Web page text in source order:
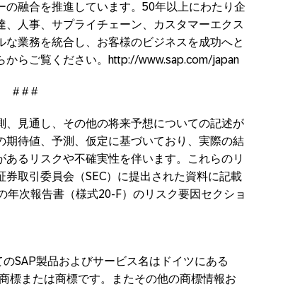
融合を推進しています。50年以上にわたり企
人事、サプライチェーン、カスタマーエクス
業務を統合し、お客様のビジネスを成功へと
からご覧ください。http://www.sap.com/japan
# # #
、見通し、その他の将来予想についての記述が
待値、予測、仮定に基づいており、実際の結
るリスクや不確実性を伴います。これらのリ
取引委員会（SEC）に提出された資料に記載
年次報告書（様式20-F）のリスク要因セクショ
SAP製品およびサービス名はドイツにある
標または商標です。またその他の商標情報お